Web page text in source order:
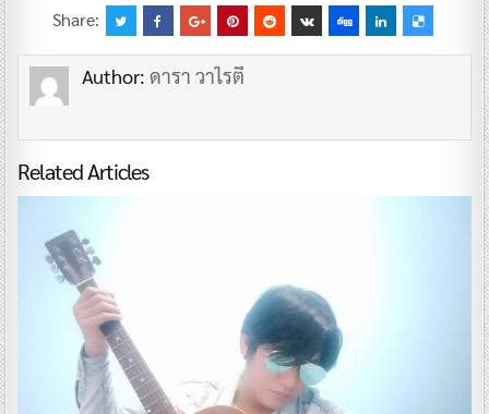
Share:
Author: ดารา วาไรตี้
Related Articles